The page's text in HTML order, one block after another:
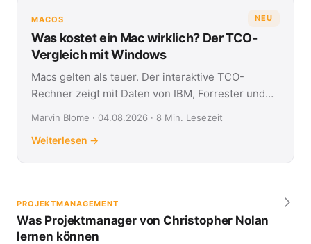
NEU
MACOS
Was kostet ein Mac wirklich? Der TCO-
Vergleich mit Windows
Macs gelten als teuer. Der interaktive TCO-
Rechner zeigt mit Daten von IBM, Forrester und
Marvin Blome · 04.08.2026 · 8 Min. Lesezeit
Weiterlesen →
PROJEKTMANAGEMENT
Was Projektmanager von Christopher Nolan
lernen können